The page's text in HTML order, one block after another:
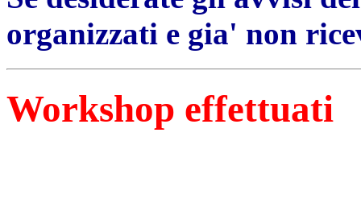
organizzati e gia' non
Workshop effettuati